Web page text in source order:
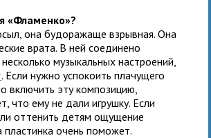
«Фламенко»?
она будоражаще взрывная. Она
врата. В ней соединено
музыкальных настроений,
. Если нужно успокоить плачущего
включить эту композицию,
что ему не дали игрушку. Если
оттенить детям ощущение
пластинка очень поможет.